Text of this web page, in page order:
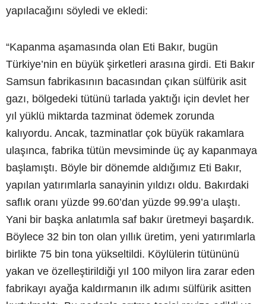
yapılacağını söyledi ve ekledi:
“Kapanma aşamasında olan Eti Bakır, bugün
Türkiye’nin en büyük şirketleri arasına girdi. Eti Bakır
Samsun fabrikasının bacasından çıkan sülfürik asit
gazı, bölgedeki tütünü tarlada yaktığı için devlet her
yıl yüklü miktarda tazminat ödemek zorunda
kalıyordu. Ancak, tazminatlar çok büyük rakamlara
ulaşınca, fabrika tütün mevsiminde üç ay kapanmaya
başlamıştı. Böyle bir dönemde aldığımız Eti Bakır,
yapılan yatırımlarla sanayinin yıldızı oldu. Bakırdaki
saflık oranı yüzde 99.60’dan yüzde 99.99’a ulaştı.
Yani bir başka anlatımla saf bakır üretmeyi başardık.
Böylece 32 bin ton olan yıllık üretim, yeni yatırımlarla
birlikte 75 bin tona yükseltildi. Köylülerin tütününü
yakan ve özelleştirildiği yıl 100 milyon lira zarar eden
fabrikayı ayağa kaldırmanın ilk adımı sülfürik asitten